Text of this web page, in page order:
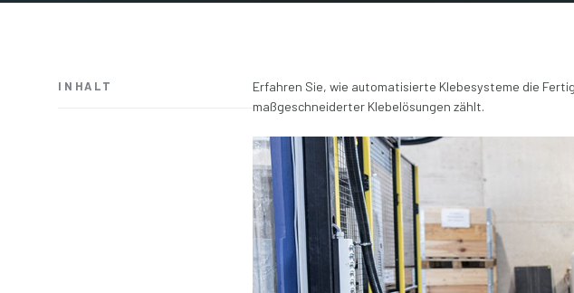
INHALT
Erfahren Sie, wie automatisierte Klebesysteme die
maßgeschneiderter Klebelösungen zählt.